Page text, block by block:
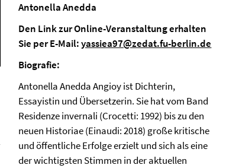
Antonella Anedda
Den Link zur Online-Veranstaltung erhalten
Sie per E-Mail:yassiea97@zedat.fu-berlin.de
Biografie:
Antonella Anedda Angioy ist Dichterin,
Essayistin und Übersetzerin. Sie hat vom Band
Residenze invernali (Crocetti: 1992) bis zu den
neuen Historiae (Einaudi: 2018) große kritische
und öffentliche Erfolge erzielt und sich als eine
der wichtigsten Stimmen in der aktuellen